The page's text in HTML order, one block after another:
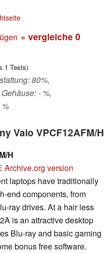
» vergleiche 0
1 Tests)
80%,
- %,
Vaio VPCF12AFM/H
H
Archive.org version
laptops have traditionally
end components, from
ray drives. At a hair less
is an attractive desktop
Blu-ray and basic gaming
bonus free software.